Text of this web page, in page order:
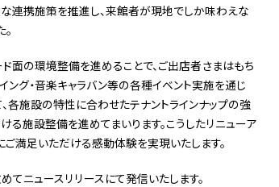
連携施策を推進し、来館者が現地でしか味わえな
面の環境整備を進めることで、ご出店者さまはもち
ング・音楽キャラバン等の各種イベント実施を通じ
各施設の特性に合わせたテナントラインナップの強
施設整備を進めてまいります。こうしたリニューア
満足いただける感動体験を実現いたします。
ニュースリリースにて発信いたします。